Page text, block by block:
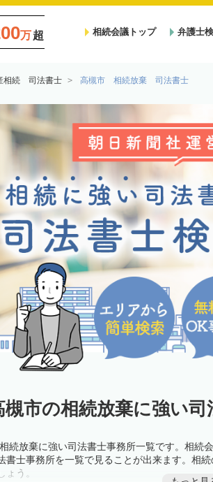
万超 相続会議トップ 弁護士
相続 司法書士 高槻市 相続放棄 司法書士
槻市の相続放棄に強い
続放棄に強い司法書士事務所一覧です。相続
書士事務所を一覧で見ることが出来ます。相
ょう。